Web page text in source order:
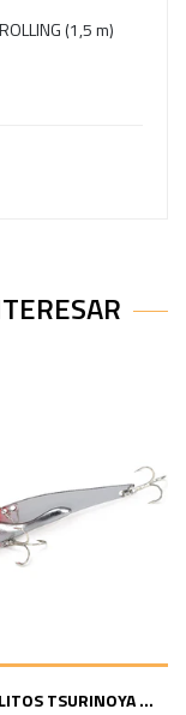
(1,5 m)
TSURINOYA ...